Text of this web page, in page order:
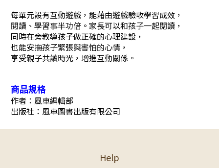
每單元設有互動遊戲，能藉由遊戲驗收學習成效，
閱讀、學習事半功倍。家長可以和孩子一起閱讀，
同時在旁教導孩子做正確的心理建設，
也能安撫孩子緊張與害怕的心情，
享受親子共讀時光，增進互動關係。
商品規格
作者：風車編輯部
出版社：風車圖書出版有限公司
Help